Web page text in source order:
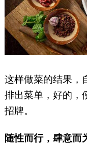
这样做菜的结果，
排出菜单，好的，
招牌。
随性而行，肆意而